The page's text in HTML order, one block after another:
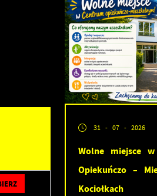
31 - 07 - 2026
Wolne miejsce
Opiekuńczo –
Kociołkach